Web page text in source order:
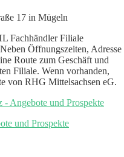
17 in Mügeln
Fachhändler Filiale
Öffnungszeiten, Adresse
Route zum Geschäft und
Filiale. Wenn vorhanden,
von RHG Mittelsachsen eG.
Angebote und Prospekte
und Prospekte